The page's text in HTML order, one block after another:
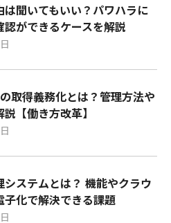
は聞いてもいい？パワハラに
認ができるケースを解説
取得義務化とは？管理方法や
【働き方改革】
ステムとは？ 機能やクラウ
子化で解決できる課題